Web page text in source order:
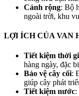
Cảnh rộng: Bộ
ngoài trời, khu
LỢI ÍCH CỦA VAN
Tiết kiệm thời
hàng ngày, đặc
Bảo vệ cây cối:
giúp cây phát
Tiết kiệm nước: